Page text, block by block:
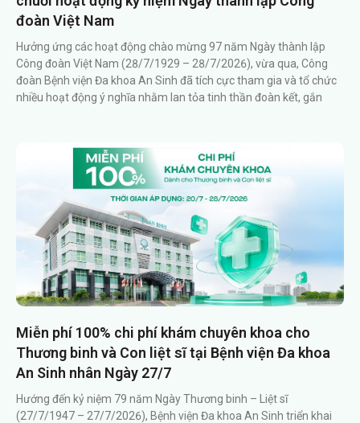
đoàn Việt Nam
Hưởng ứng các hoạt động chào mừng 97 năm Ngày thành lập
Công đoàn Việt Nam (28/7/1929 – 28/7/2026), vừa qua, Công
đoàn Bệnh viện Đa khoa An Sinh đã tích cực tham gia và tổ chức
nhiều hoạt động ý nghĩa nhằm lan tỏa tinh thần đoàn kết, gắn
Miễn phí 100% chi phí khám chuyên khoa cho
Thương binh và Con liệt sĩ tại Bệnh viện Đa khoa
An Sinh nhân Ngày 27/7
Hướng đến kỷ niệm 79 năm Ngày Thương binh – Liệt sĩ
(27/7/1947 – 27/7/2026), Bệnh viện Đa khoa An Sinh triển khai